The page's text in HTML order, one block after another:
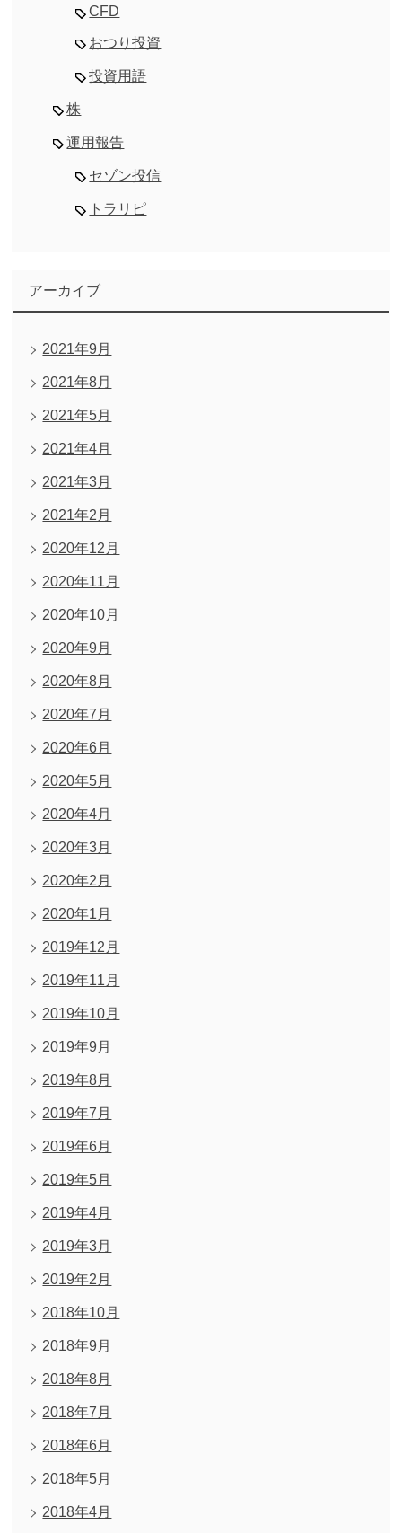
CFD
おつり投資
投資用語
株
運用報告
セゾン投信
トラリピ
アーカイブ
2021年9月
2021年8月
2021年5月
2021年4月
2021年3月
2021年2月
2020年12月
2020年11月
2020年10月
2020年9月
2020年8月
2020年7月
2020年6月
2020年5月
2020年4月
2020年3月
2020年2月
2020年1月
2019年12月
2019年11月
2019年10月
2019年9月
2019年8月
2019年7月
2019年6月
2019年5月
2019年4月
2019年3月
2019年2月
2018年10月
2018年9月
2018年8月
2018年7月
2018年6月
2018年5月
2018年4月